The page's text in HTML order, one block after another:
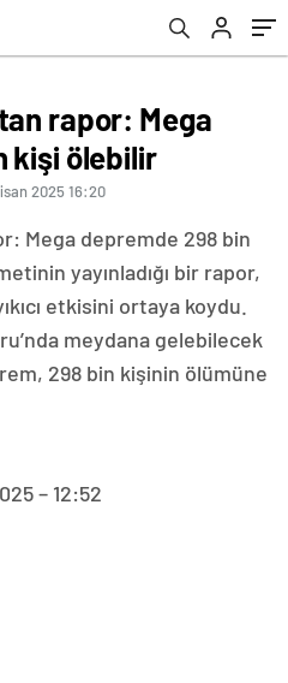
rapor: Mega
kişi ölebilir
2025 16:20
Mega depremde 298 bin
yayınladığı bir rapor,
etkisini ortaya koydu.
meydana gelebilecek
298 bin kişinin ölümüne
– 12:52